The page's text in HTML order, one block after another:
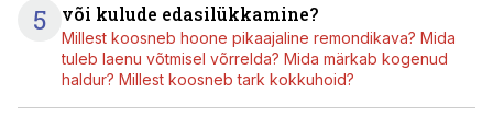
5
või kulude edasilükkamine?
Millest koosneb hoone pikaajaline remondikava? Mida
tuleb laenu võtmisel võrrelda? Mida märkab kogenud
haldur? Millest koosneb tark kokkuhoid?